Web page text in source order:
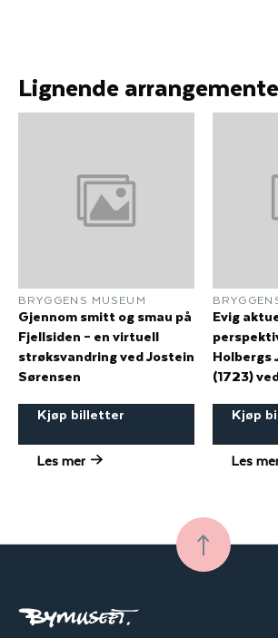
Lignende
BRYGGENS MUSEUM
Gjennom smitt og smau på
Fjellsiden – en virtuell
strøksvandring ved Jostein
Sørensen
Kjøp billetter
Les mer
Evig
Holbergs
(1723)
Kjøp
Les